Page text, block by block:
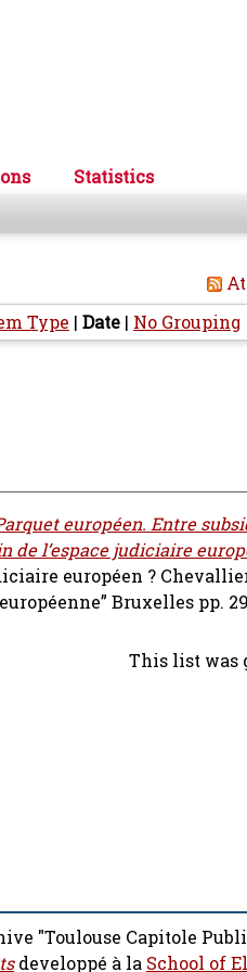
Statistics
Type | Date | No Grouping
européen. Entre
de l’espace judiciaire
européen ?
Bruxelles pp.
This list was
"Toulouse Capitole
developpé à la School of